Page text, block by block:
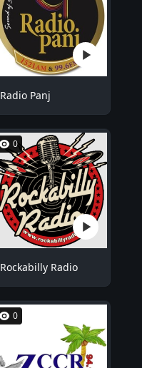
Radio Panj
0
Rockabilly Radio
0